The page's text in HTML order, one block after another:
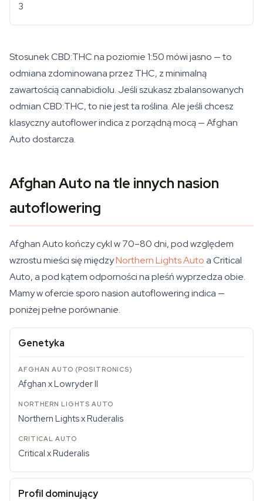
3
Stosunek CBD:THC na poziomie 1:50 mówi jasno — to
odmiana zdominowana przez THC, z minimalną
zawartością cannabidiolu. Jeśli szukasz zbalansowanych
odmian CBD:THC, to nie jest ta roślina. Ale jeśli chcesz
klasyczny autoflower indica z porządną mocą — Afghan
Auto dostarcza.
Afghan Auto na tle innych nasion
autoflowering
Afghan Auto kończy cykl w 70–80 dni, pod względem
wzrostu mieści się międzyNorthern Lights Autoa Critical
Auto, a pod kątem odporności na pleśń wyprzedza obie.
Mamy w ofercie sporo nasion autoflowering indica —
poniżej pełne porównanie.
Genetyka
Afghan x Lowryder II
Northern Lights x Ruderalis
Critical x Ruderalis
Profil dominujący